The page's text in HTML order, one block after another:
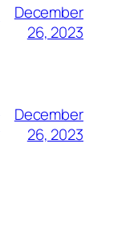
December
26, 2023
December
26, 2023